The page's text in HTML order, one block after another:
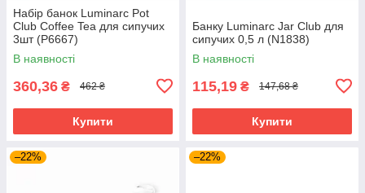
Набір банок Luminarc Pot
Club Coffee Tea для сипучих
3шт (P6667)
В наявності
360,36 ₴ 462 ₴
Купити
Банку Luminarc Jar Club для
сипучих 0,5 л (N1838)
В наявності
115,19 ₴ 147,68 ₴
Купити
–22% –22%